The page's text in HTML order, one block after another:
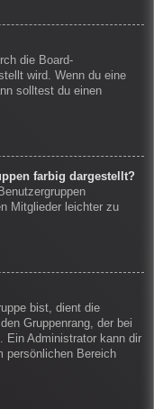
die Board-
wird. Wenn du eine
solltest du einen
farbig dargestellt?
Mitglieder leichter zu
bist, dient die
Gruppenrang, der bei
Ein Administrator kann dir
persönlichen Bereich